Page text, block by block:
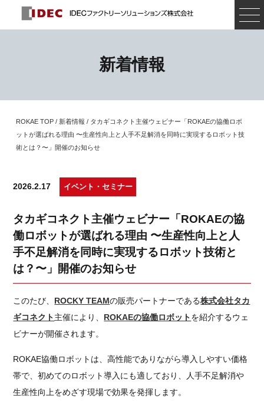
新着情報
ROKAE TOP/ 新着情報 / タカギコネクト主催ウェビナー「ROKAEの協働ロボ
ットが選ばれる理由 〜生産性向上と人手不足解消を同時に実現するロボット技
術とは？〜」開催のお知らせ
2026.2.17 イベント・セミナー
タカギコネクト主催ウェビナー「ROKAEの協
働ロボットが選ばれる理由 〜生産性向上と人
手不足解消を同時に実現するロボット技術と
は？〜」開催のお知らせ
このたび、 ROCKY TEAMの販売パートナーである株式会社タカ
ギコネクト主催により、 ROKAEの協働ロボットを紹介するウェ
ビナーが開催されます。
ROKAE協働ロボットは、高性能でありながら導入しやすい価格
帯で、初めてのロボット導入にも適しており、人手不足解消や
生産性向上をめざす現場で効果を発揮します。